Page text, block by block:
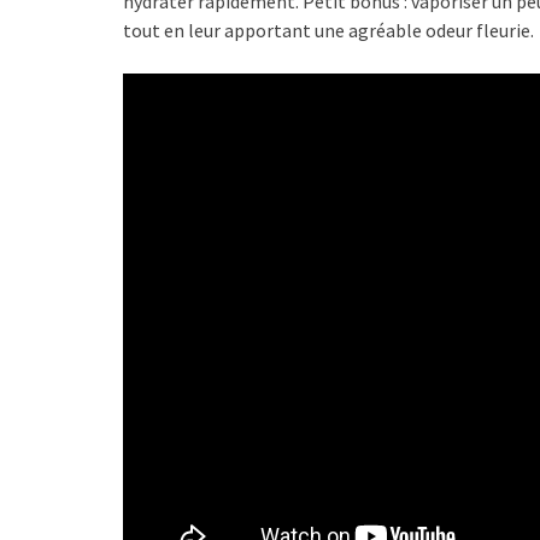
tout en leur apportant une agréable odeur fleurie.